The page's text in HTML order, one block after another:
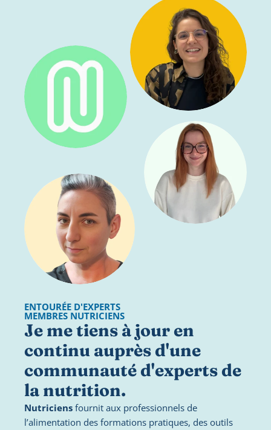
ENTOURÉE D'EXPERTS
MEMBRES NUTRICIENS
Je me tiens à jour en
continu auprès d'une
communauté d'experts de
la nutrition.
Nutriciens fournit aux professionnels de
l’alimentation des formations pratiques, des outils